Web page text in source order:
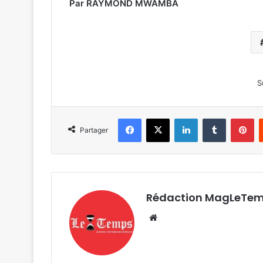
Par RAYMOND MWAMBA
Partager
Facebook
X LinkedinTumblr
Rédaction